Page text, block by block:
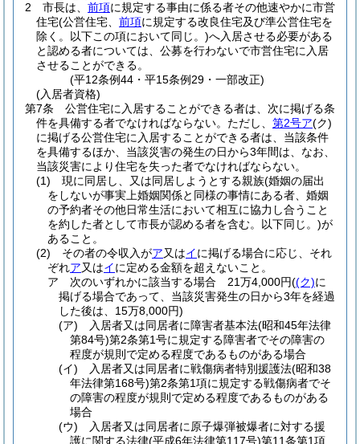
2
市長は、 前項に規定する事由に係る者その他速やかに市営
住宅(公営住宅、 前項に規定する改良住宅及び準公営住宅を
除く。以下この項において同じ。)へ入居させる必要がある
と認める者については、公募を行わないで市営住宅に入居
させることができる。
(平12条例44・平15条例29・一部改正)
(入居者資格)
第7条
公営住宅に入居することができる者は、次に掲げる条
件を具備する者でなければならない。 ただし、 第2号ア(ク)
に掲げる公営住宅に入居することができる者は、当該条件
を具備するほか、当該災害の発生の日から3年間は、なお、
当該災害により住宅を失った者でなければならない。
(1)
現に同居し、又は同居しようとする親族(婚姻の届出
をしないが事実上婚姻関係と同様の事情にある者、婚姻
の予約者その他日常生活において相互に協力し合うこと
を約した者として市長が認める者を含む。以下同じ。)が
あること。
(2)
その者の令収入がア又はイに掲げる場合に応じ、それ
ぞれア又はイに定める金額を超えないこと。
ア
次のいずれかに該当する場合 21万4,000円((ク)に
掲げる場合であって、当該災害発生の日から3年を経過
した後は、15万8,000円)
(ア)
入居者又は同居者に障害者基本法(昭和45年法律
第84号)第2条第1号に規定する障害者でその障害の
程度が規則で定める程度であるものがある場合
(イ)
入居者又は同居者に戦傷病者特別援護法(昭和38
年法律第168号)第2条第1項に規定する戦傷病者でそ
の障害の程度が規則で定める程度であるものがある
場合
(ウ)
入居者又は同居者に原子爆弾被爆者に対する援
護に関する法律(平成6年法律第117号)第11条第1項